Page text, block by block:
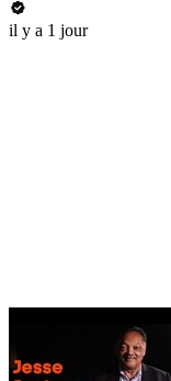
il y a 1 jour